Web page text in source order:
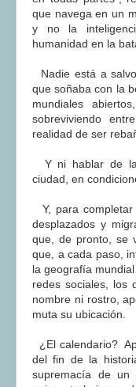
que navega en un
y no la
humanidad en la
Nadie está a
que soñaba con la
mundiales
sobreviviendo
realidad de ser
Y ni hablar de la
ciudad, en
Y, para
desplazados y
que, de pronto, se
que, a cada paso,
la geografía
redes sociales, los
nombre ni rostro,
muta su ubicación.
¿El calendario?
del fin de la
supremacía de un